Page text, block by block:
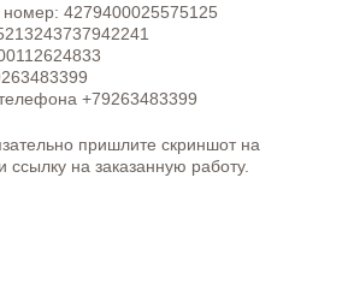
4279400025575125
+79263483399
пришлите скриншот на
и ссылку на заказанную работу.